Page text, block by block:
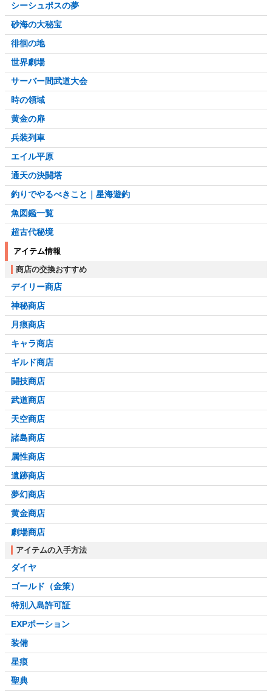
シーシュポスの夢
砂海の大秘宝
徘徊の地
世界劇場
サーバー間武道大会
時の領域
黄金の扉
兵装列車
エイル平原
通天の決闘塔
釣りでやるべきこと｜星海遊釣
魚図鑑一覧
超古代秘境
アイテム情報
商店の交換おすすめ
デイリー商店
神秘商店
月痕商店
キャラ商店
ギルド商店
闘技商店
武道商店
天空商店
諸島商店
属性商店
遺跡商店
夢幻商店
黄金商店
劇場商店
アイテムの入手方法
ダイヤ
ゴールド（金策）
特別入島許可証
EXPポーション
装備
星痕
聖典